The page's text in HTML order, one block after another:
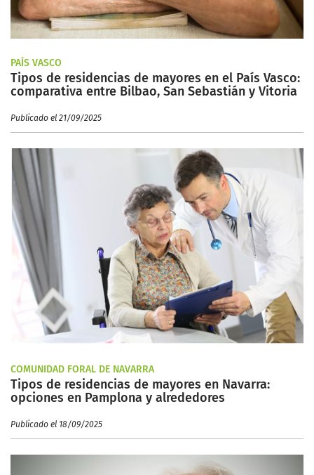
PAÍS VASCO
Tipos de residencias de mayores en el País Vasco:
comparativa entre Bilbao, San Sebastián y Vitoria
Publicado el 21/09/2025
COMUNIDAD FORAL DE NAVARRA
Tipos de residencias de mayores en Navarra:
opciones en Pamplona y alrededores
Publicado el 18/09/2025